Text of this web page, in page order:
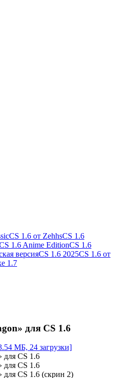
CS 1.6 от ZehhsCS 1.6
1.6 Anime EditionCS 1.6
версияCS 1.6 2025CS 1.6 от
1.7
для CS 1.6
МБ, 24 загрузки]